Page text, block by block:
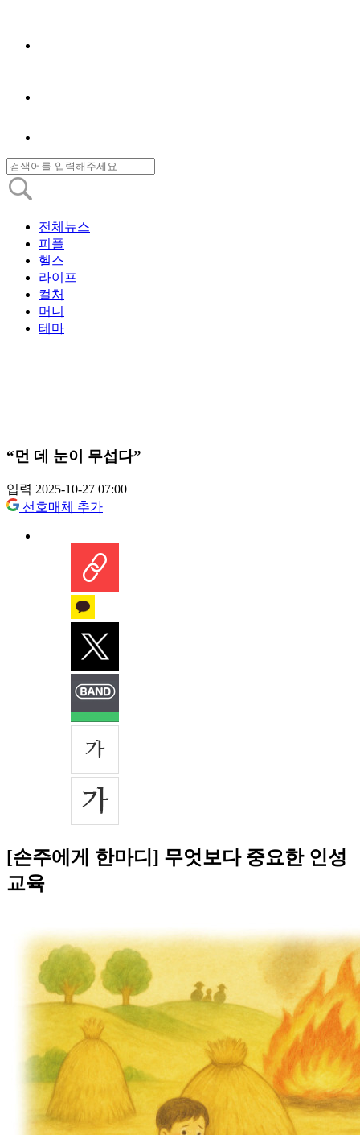
전체뉴스
피플
헬스
라이프
컬처
머니
테마
“먼 데 눈이 무섭다”
입력 2025-10-27 07:00
선호매체 추가
[손주에게 한마디] 무엇보다 중요한 인성
교육